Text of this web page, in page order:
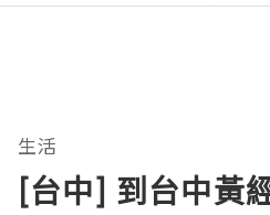
生活
[台中] 到台中黃